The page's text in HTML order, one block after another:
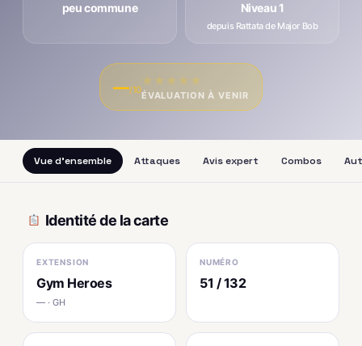
peu commune Niveau 1
depuis Rattata de Major Bob
—/10
★ ★ ★ ★ ★
ÉVALUATION À VENIR
Vue d'ensemble Attaques Avis expert Combos
Identité de la carte
EXTENSION
Gym Heroes
— · GH
NUMÉRO
51 / 132